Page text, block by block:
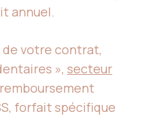
annuel.
votre contrat,
», secteur
forfait spécifique